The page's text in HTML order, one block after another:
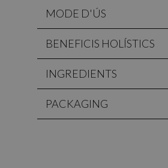
MODE D'ÚS
BENEFICIS HOLÍSTICS
INGREDIENTS
PACKAGING